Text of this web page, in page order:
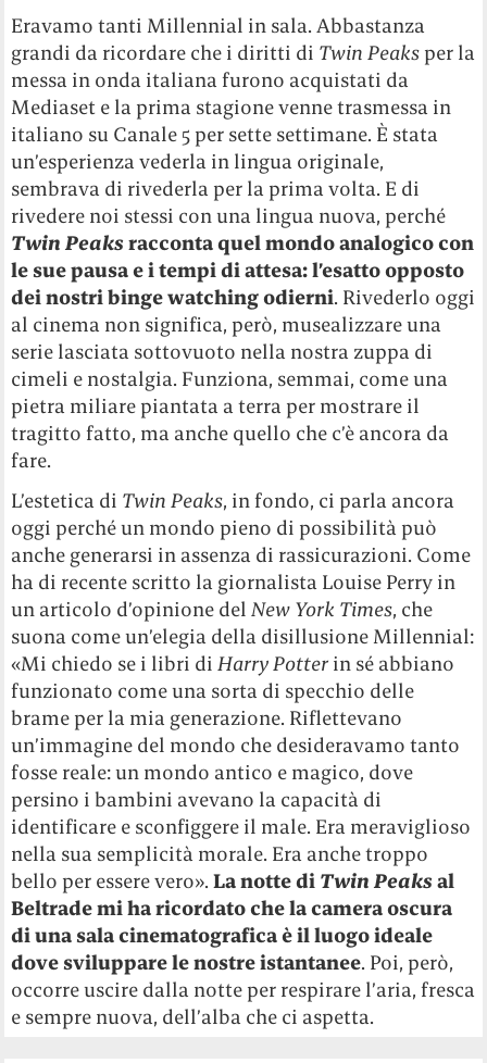
Eravamo tanti Millennial in sala. Abbastanza
grandi da ricordare che i diritti di Twin Peaks per la
messa in onda italiana furono acquistati da
Mediaset e la prima stagione venne trasmessa in
italiano su Canale 5 per sette settimane. È stata
un’esperienza vederla in lingua originale,
sembrava di rivederla per la prima volta. E di
rivedere noi stessi con una lingua nuova, perché
Twin Peaksracconta quel mondo analogico con
le sue pausa e i tempi di attesa: l’esatto opposto
dei nostri binge watching odierni. Rivederlo oggi
al cinema non significa, però, musealizzare una
serie lasciata sottovuoto nella nostra zuppa di
cimeli e nostalgia. Funziona, semmai, come una
pietra miliare piantata a terra per mostrare il
tragitto fatto, ma anche quello che c’è ancora da
fare.
L’estetica di Twin Peaks, in fondo, ci parla ancora
oggi perché un mondo pieno di possibilità può
anche generarsi in assenza di rassicurazioni. Come
ha di recente scritto la giornalista Louise Perry in
un articolo d’opinione delNew York Times, che
suona come un’elegia della disillusione Millennial:
«Mi chiedo se i libri diHarry Potter in sé abbiano
funzionato come una sorta di specchio delle
brame per la mia generazione. Riflettevano
un’immagine del mondo che desideravamo tanto
fosse reale: un mondo antico e magico, dove
persino i bambini avevano la capacità di
identificare e sconfiggere il male. Era meraviglioso
nella sua semplicità morale. Era anche troppo
bello per essere vero».La notte di Twin Peaksal
Beltrade mi ha ricordato che la camera oscura
di una sala cinematografica è il luogo ideale
dove sviluppare le nostre istantanee. Poi, però,
occorre uscire dalla notte per respirare l’aria, fresca
e sempre nuova, dell’alba che ci aspetta.